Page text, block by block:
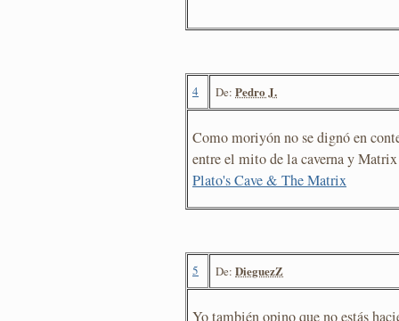
4 De: Pedro J.
Como moriyón no se dignó en
entre el mito de la caverna y
Plato's Cave & The Matrix
5 De: DieguezZ
Yo también opino que no estás